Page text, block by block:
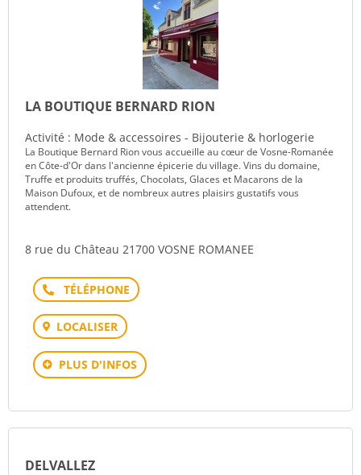
LA BOUTIQUE BERNARD RION
Activité : Mode & accessoires - Bijouterie & horlogerie
La Boutique Bernard Rion vous accueille au cœur de Vosne-Romanée
en Côte-d'Or dans l'ancienne épicerie du village. Vins du domaine,
Truffe et produits truffés, Chocolats, Glaces et Macarons de la
Maison Dufoux, et de nombreux autres plaisirs gustatifs vous
attendent.
8 rue du Château 21700 VOSNE ROMANEE
Téléphone
LOCALISER
PLUS D'INFOS
DELVALLEZ